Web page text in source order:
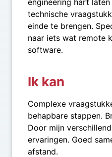
technische
einde te brengen.
naar iets wat remote
software.
Ik kan
Complexe
behapbare stappen.
Door mijn
ervaringen. Goed
afstand.